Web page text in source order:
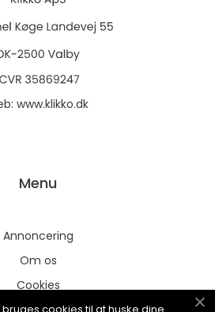
www.klikko.dk
Menu
Annoncering
Om os
Cookies